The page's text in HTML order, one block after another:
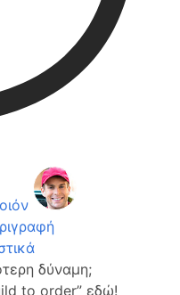
δύναμη;
to order” εδώ!